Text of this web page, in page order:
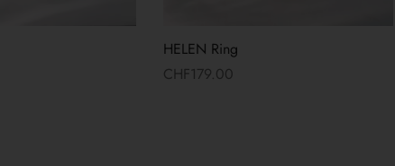
HELEN Ring
CHF179.00